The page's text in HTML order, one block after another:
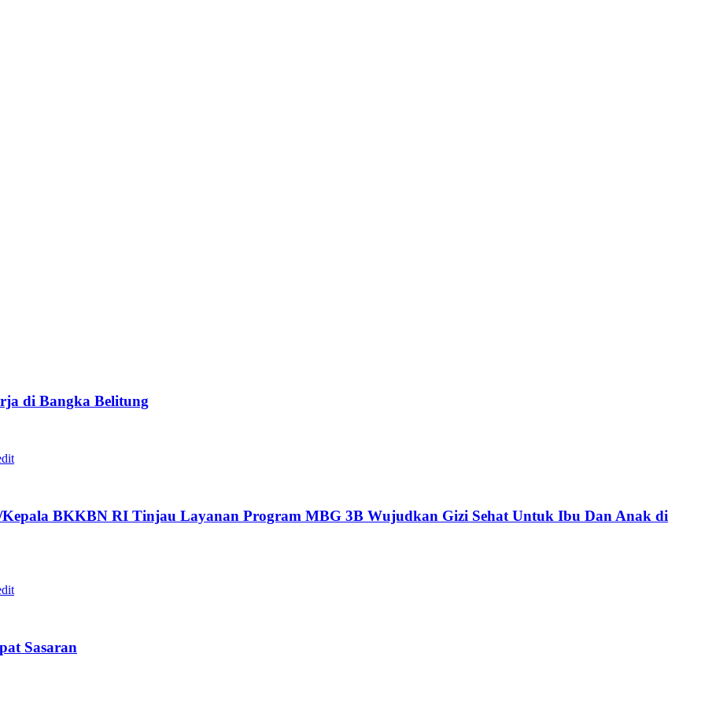
di Bangka Belitung
BKKBN RI Tinjau Layanan Program MBG 3B Wujudkan Gizi Sehat Untuk Ibu Dan Anak di
Sasaran